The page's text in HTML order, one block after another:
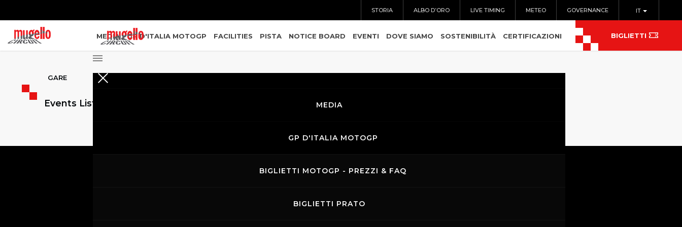
IT
STORIA ALBO D’ORO LIVE TIMING METEO GOVERNANCE
MEDIA GP D'ITALIA MOTOGP FACILITIES PISTA NOTICE BOARD EVENTI DOVE SIAMO SOSTENIBILITÀ CERTIFICAZIONI
MEDIA
GP D'ITALIA MOTOGP
BIGLIETTI MOTOGP - PREZZI & FAQ
BIGLIETTI PRATO
BIGLIETTI
GARE
Events List